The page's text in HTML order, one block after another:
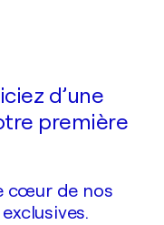
d’une
première
cœur de nos